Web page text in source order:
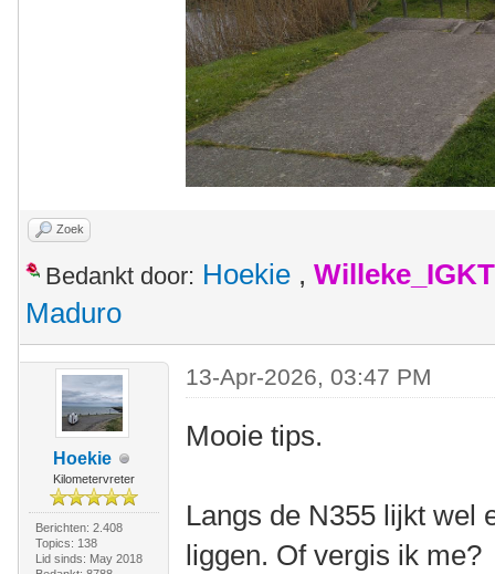
Zoek
Bedankt door: Hoekie , Willeke_IGKT
Maduro
Hoekie
Kilometervreter
Berichten: 2.408
Topics: 138
Lid sinds: May 2018
13-Apr-2026, 03:47 PM
Mooie tips.
Langs de N355 lijkt wel
liggen. Of vergis ik me?